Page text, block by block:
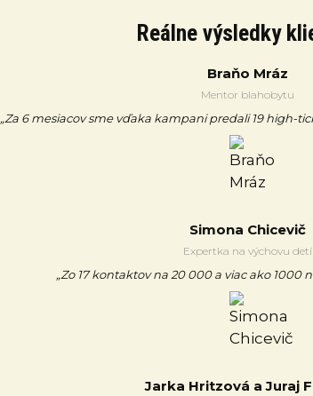
Reálne výsledky
Braňo Mráz
Mentor blahobytu
„Za 6 mesiacov sme vďaka kampani predali 19 high-
Simona Chicevič
Expertka na výchovu detí
„Zo 17 kontaktov na 20 000 a viac ako 1000
Jarka Hritzová a Juraj